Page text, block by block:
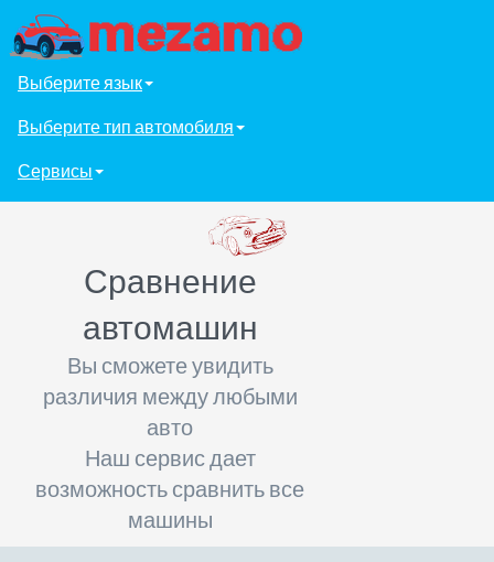
Выберите язык
Выберите тип автомобиля
Сервисы
Сравнение
автомашин
Вы сможете увидить
различия между любыми
авто
Наш сервис дает
возможность сравнить все
машины